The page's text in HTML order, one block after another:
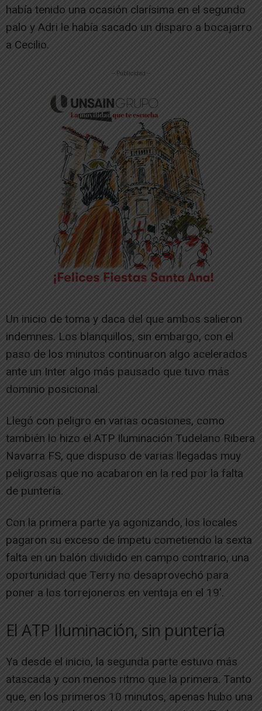
había tenido una ocasión clarísima en el segundo
palo y Adri le había sacado un disparo a bocajarro
a Cecilio.
-- Publicidad --
Un inicio de toma y daca del que ambos salieron
indemnes. Los blanquillos, sin embargo, con el
paso de los minutos continuaron algo acelerados
ante un Inter algo más pausado que tuvo más
dominio posicional.
Llegó con peligro en varias ocasiones, como
también lo hizo el ATP Iluminación Tudelano Ribera
Navarra FS, que dispuso de varias llegadas muy
peligrosas que no acabaron en la red por la falta
de puntería.
Con la primera parte ya agonizando, los locales
pagaron su exceso de ímpetu cometiendo la sexta
falta en un balón dividido en campo contrario, una
oportunidad que Terry no desaprovechó para
poner a los torrejoneros en ventaja en el 19′.
El ATP Iluminación, sin puntería
Ya desde el inicio, la segunda parte estuvo más
atascada y con menos ritmo que la primera. Tanto
que, en los primeros 10 minutos, apenas hubo una